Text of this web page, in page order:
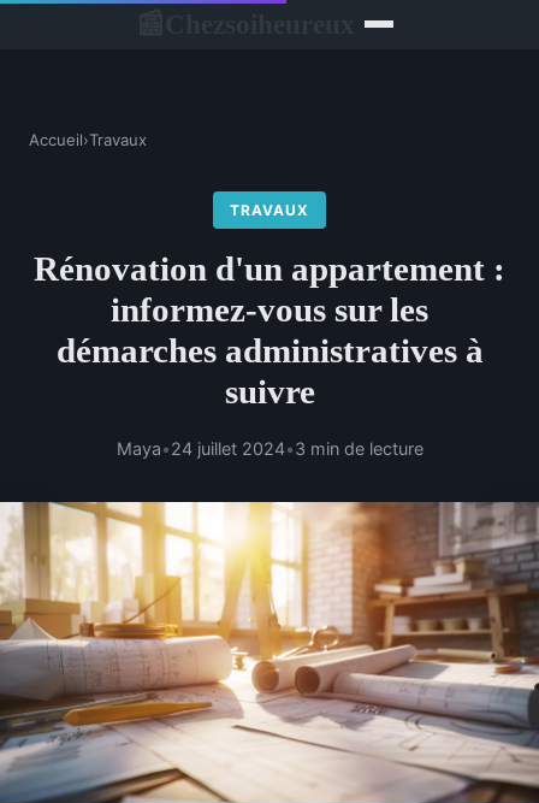
Accueil›Travaux
TRAVAUX
Rénovation d'un appartement :
informez-vous sur les
démarches administratives à
suivre
Maya•24 juillet 2024•3 min de lecture